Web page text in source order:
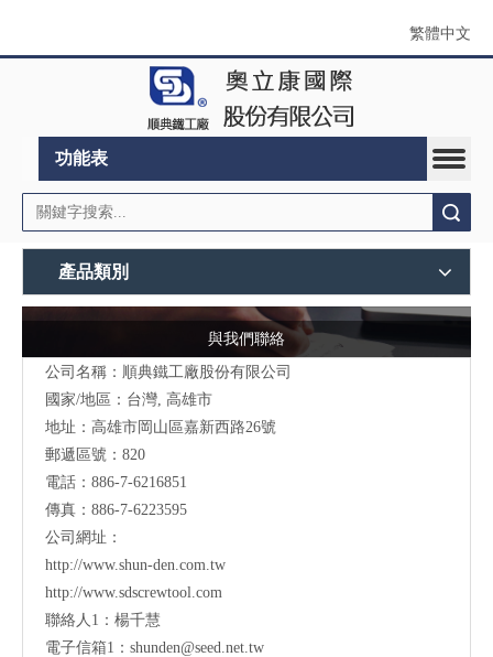
繁體中文
功能表
產品類別
與我們聯絡
公司名稱：順典鐵工廠股份有限公司
國家/地區：台灣, 高雄市
地址：高雄市岡山區嘉新西路26號
郵遞區號：820
電話：886-7-6216851
傳真：886-7-6223595
公司網址：
http://www.shun-den.com.tw
http://www.sdscrewtool.com
聯絡人1：楊千慧
電子信箱1： shunden@seed.net.tw